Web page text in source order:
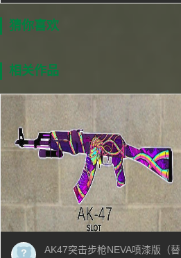
猜你喜欢
相关作品
AK47突击步枪NEVA喷漆版（替